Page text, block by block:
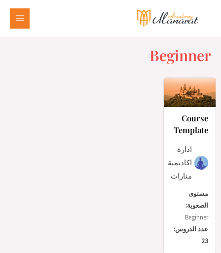
Beginner
Course
Template
ادارة
اكاديمية
منارات
مستوى
الصعوبة:
Beginner
عدد الدروس:
23